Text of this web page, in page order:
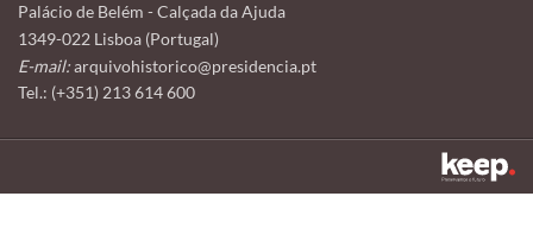
Palácio de Belém - Calçada da Ajuda
1349-022 Lisboa (Portugal)
E-mail:arquivohistorico@presidencia.pt
Tel.: (+351) 213 614 600